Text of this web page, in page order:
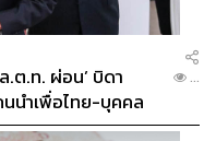
ต.ท. ผ่อน’ บิดา
นำเพื่อไทย-บุคคล
...